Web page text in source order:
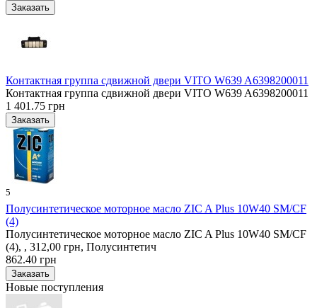
Контактная группа сдвижной двери VITO W639 A6398200011
Контактная группа сдвижной двери VITO W639 A6398200011
1 401.75 грн
5
Полусинтетическое моторное масло ZIC A Plus 10W40 SM/CF
(4)
Полусинтетическое моторное масло ZIC A Plus 10W40 SM/CF
(4), , 312,00 грн, Полусинтетич
862.40 грн
Новые поступления